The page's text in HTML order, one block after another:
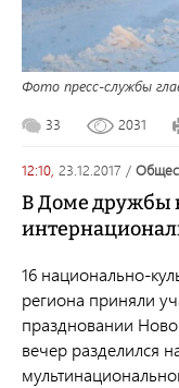
Фото пресс-службы
33 2031
12:10, 23.12.2017 /
В Доме дружбы
16 национально-
региона приняли
праздновании
вечер разделился